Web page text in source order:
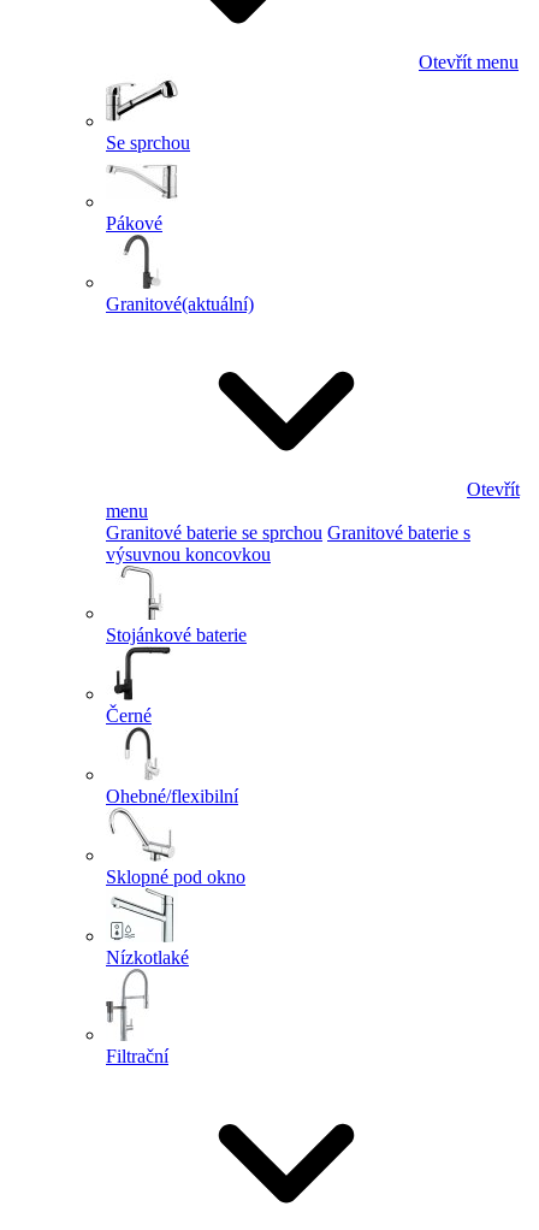
Otevřít menu
Se sprchou
Pákové
Granitové(aktuální)
Otevřít
menu
Granitové baterie se sprchou Granitové baterie s
výsuvnou koncovkou
Stojánkové baterie
Černé
Ohebné/flexibilní
Sklopné pod okno
Nízkotlaké
Filtrační